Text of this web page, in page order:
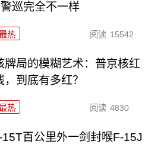
巡完全不一样
热 阅读 15542
牌局的模糊艺术：普京核红
，到底有多红？
热 阅读 4830
百公里外一剑封喉F-15J